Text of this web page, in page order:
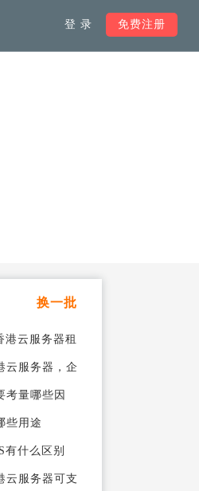
免费注册
登 录
换一批
港云服务器租
云服务器，企
考量哪些因
些用途
有什么区别
云服务器可支